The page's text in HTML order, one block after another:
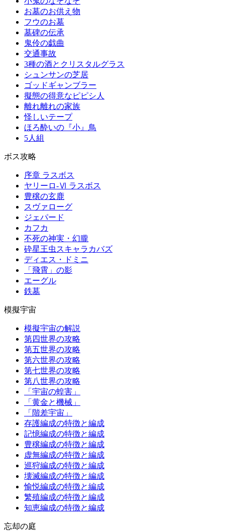
お墓のお供え物
フウのお墓
墓碑の伝承
鬼伶の戯曲
交通事故
3種の酒とクリスタルグラス
シュンサンの芝居
ゴッドギャンブラー
擬態の得意なピピシ人
離れ離れの家族
怪しいテープ
ほろ酔いの『小』鳥
5人組
ボス攻略
序章 ラスボス
ヤリーロ-Ⅵ ラスボス
豊穣の玄鹿
スヴァローグ
ジェパード
カフカ
不死の神実・幻朧
砕星王虫スキャラカバズ
ディエス・ドミニ
「飛霄」の影
エーグル
鉄墓
模擬宇宙
模擬宇宙の解説
第四世界の攻略
第五世界の攻略
第六世界の攻略
第七世界の攻略
第八世界の攻略
「宇宙の蝗害」
「黄金と機械」
「階差宇宙」
存護編成の特徴と編成
記憶編成の特徴と編成
豊穣編成の特徴と編成
虚無編成の特徴と編成
巡狩編成の特徴と編成
壊滅編成の特徴と編成
愉悦編成の特徴と編成
繁殖編成の特徴と編成
知恵編成の特徴と編成
忘却の庭